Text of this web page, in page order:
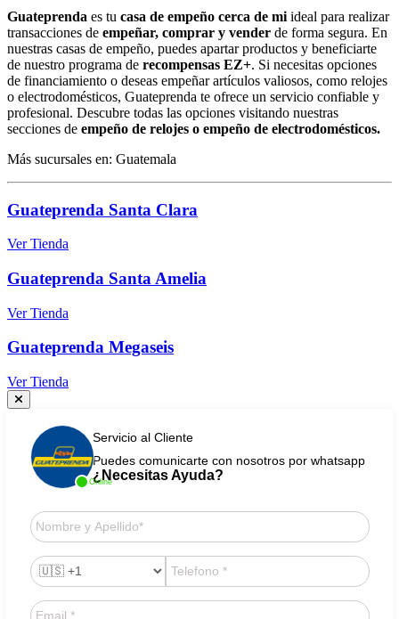
Guateprenda es tu casa de empeño cerca de mi ideal para realizar
transacciones de empeñar, comprar y vender de forma segura. En
nuestras casas de empeño, puedes apartar productos y beneficiarte
de nuestro programa de recompensas EZ+. Si necesitas opciones
de financiamiento o deseas empeñar artículos valiosos, como relojes
o electrodomésticos, Guateprenda te ofrece un servicio confiable y
profesional. Descubre todas las opciones visitando nuestras
secciones de empeño de relojes o empeño de electrodomésticos.
Más sucursales en: Guatemala
Guateprenda Santa Clara
Ver Tienda
Guateprenda Santa Amelia
Ver Tienda
Guateprenda Megaseis
Ver Tienda
Online
Servicio al Cliente
Puedes comunicarte con nosotros por whatsapp
¿Necesitas Ayuda?